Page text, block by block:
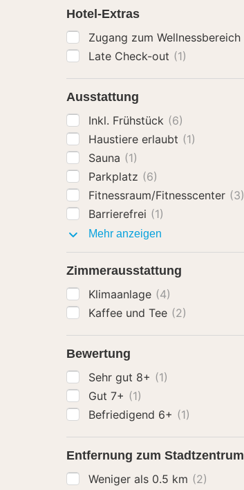
Hotel-Extras
Zugang zum Wellnessbereich
Late Check-out (1)
Ausstattung
Inkl. Frühstück (6)
Haustiere erlaubt (1)
Sauna (1)
Parkplatz (6)
Fitnessraum/Fitnesscenter (3)
Barrierefrei (1)
Mehr anzeigen
Zimmerausstattung
Klimaanlage (4)
Kaffee und Tee (2)
Bewertung
Sehr gut 8+ (1)
Gut 7+ (1)
Befriedigend 6+ (1)
Entfernung zum Stadtzentrum
Weniger als 0.5 km (2)